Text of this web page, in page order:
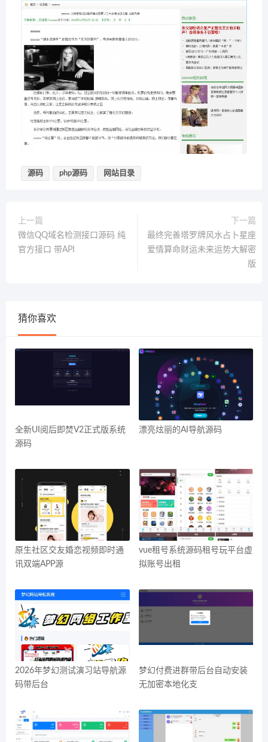
源码 php源码 网站目录
上一篇
微信QQ域名检测接口源码 纯
官方接口 带API
下一篇
最终完善塔罗牌风水占卜星座
爱情算命财运未来运势大解密
版
猜你喜欢
全新UI阅后即焚V2正式版系统
源码
漂亮炫丽的AI导航源码
原生社区交友婚恋视频即时通
讯双端APP源
vue租号系统源码租号玩平台虚
拟账号出租
2026年梦幻测试演习站导航源
码带后台
梦幻付费进群带后台自动安装
无加密本地化支